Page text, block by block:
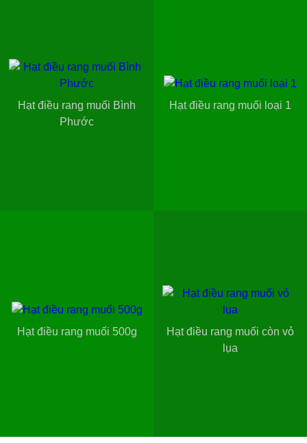
Hạt điều rang muối Bình
Phước
Hạt điều rang muối loại 1
Hạt điều rang muối 500g
Hạt điều rang muối còn vỏ
lụa